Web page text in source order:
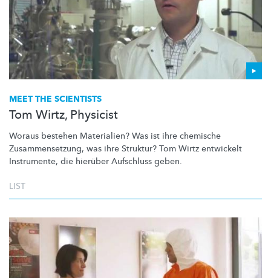
MEET THE SCIENTISTS
Tom Wirtz, Physicist
Woraus bestehen Materialien? Was ist ihre chemische
Zusammensetzung, was ihre Struktur? Tom Wirtz entwickelt
Instrumente, die hierüber Aufschluss geben.
LIST